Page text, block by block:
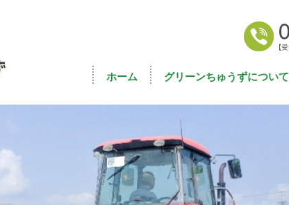
ホーム グリーンちゅうずについて